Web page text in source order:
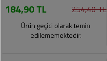
184,90 TL 254,40 TL
Ürün geçici olarak temin
edilememektedir.